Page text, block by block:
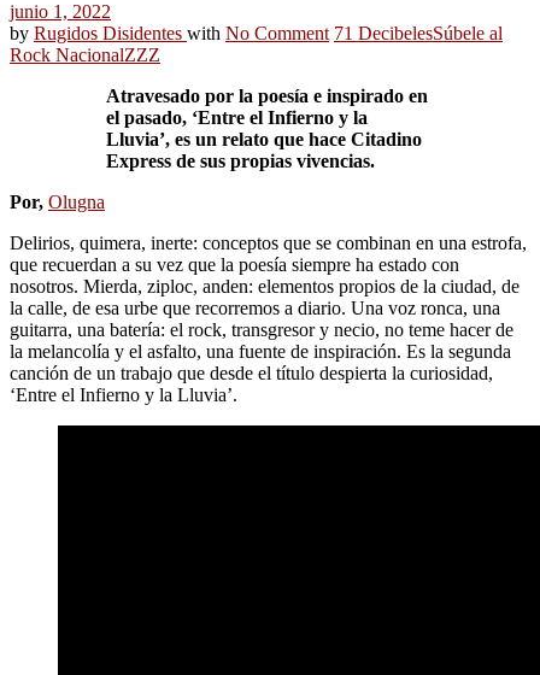
junio 1, 2022
by Rugidos Disidentes with No Comment 71 DecibelesSúbele al
Rock NacionalZZZ
Atravesado por la poesía e inspirado en
el pasado, ‘Entre el Infierno y la
Lluvia’, es un relato que hace Citadino
Express de sus propias vivencias.
Por, Olugna
Delirios, quimera, inerte: conceptos que se combinan en una estrofa,
que recuerdan a su vez que la poesía siempre ha estado con
nosotros. Mierda, ziploc, anden: elementos propios de la ciudad, de
la calle, de esa urbe que recorremos a diario. Una voz ronca, una
guitarra, una batería: el rock, transgresor y necio, no teme hacer de
la melancolía y el asfalto, una fuente de inspiración. Es la segunda
canción de un trabajo que desde el título despierta la curiosidad,
‘Entre el Infierno y la Lluvia’.